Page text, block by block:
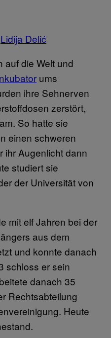
Lidija Delić
auf die Welt und
ums
ihre Sehnerven
zerstört,
So hatte sie
einen schweren
ihr Augenlicht dann
studiert sie
der Universität von
mit elf Jahren bei der
aus dem
und konnte danach
schloss er sein
danach 35
Rechtsabteilung
Heute